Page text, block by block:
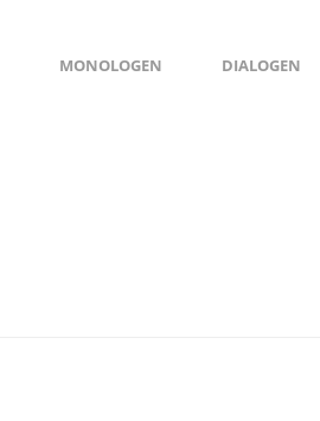
MONOLOGEN DIALOGEN